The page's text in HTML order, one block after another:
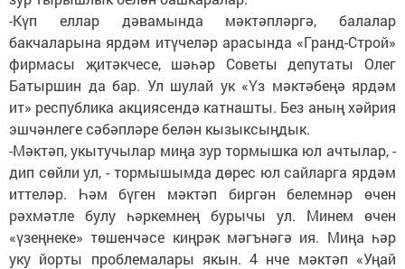
-Күп еллар дәвамында мәктәпләргә, балалар
бакчаларына ярдәм итүчеләр арасында «Гранд-Строй»
фирмасы җитәкчесе, шәһәр Советы депутаты Олег
Батыршин да бар. Ул шулай ук «Үз мәктәбеңә ярдәм
ит» рес­публика акциясендә катнашты. Без аның хәйрия
эшчәнлеге сәбәпләре белән кызыксыңдык.
-Мәктәп, укытучылар миңа зур тормышка юл ачтылар, -
дип сөйли ул, - тормышымда дөрес юл сайларга ярдәм
иттеләр. Һәм бүген мәктәп биргән белемнәр өчен
рәхмәтле булу һәркемнең бурычы ул. Минем өчен
«үзеңнеке» төшенчәсе киң­рәк мәгънәгә ия. Миңа һәр
уку йорты проблемалары якын. 4 нче мәктәп «Уңай